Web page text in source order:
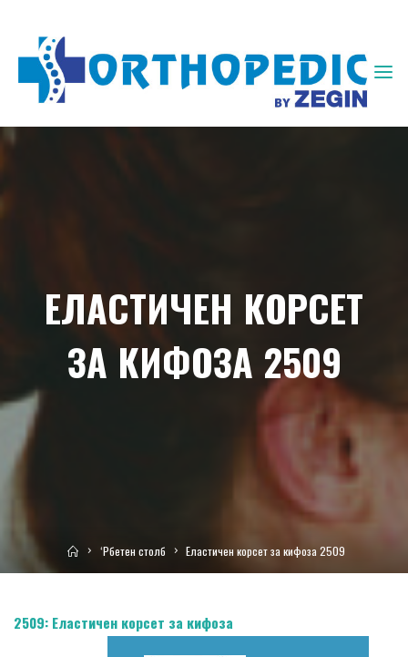
ЗЕГИН
ЕЛАСТИЧЕН КОРСЕТ
ЗА КИФОЗА 2509
Home‘Рбетен столб Еластичен корсет за кифоза 2509
2509: Еластичен корсет за кифоза